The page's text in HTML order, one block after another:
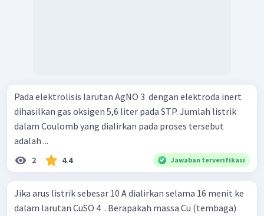
Pada elektrolisis larutan AgNO 3 ​ dengan elektroda inert
dihasilkan gas oksigen 5,6 liter pada STP. Jumlah listrik
dalam Coulomb yang dialirkan pada proses tersebut
adalah ...
2 4.4 Jawaban terverifikasi
Jika arus listrik sebesar 10 A dialirkan selama 16 menit ke
dalam larutan CuSO 4 ​ . Berapakah massa Cu (tembaga)